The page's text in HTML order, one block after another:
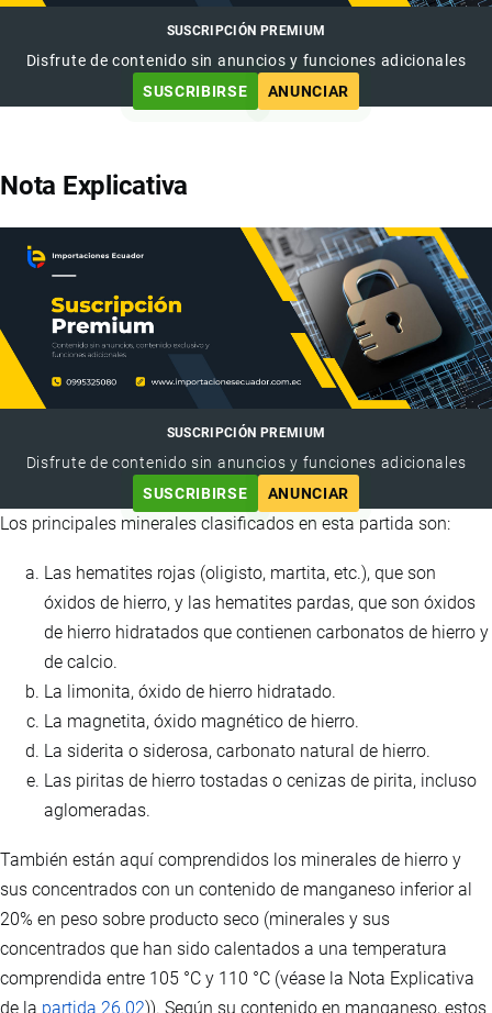
SUSCRIPCIÓN PREMIUM
Disfrute de contenido sin anuncios y funciones adicionales
SUSCRIBIRSE
ANUNCIAR
Nota Explicativa
SUSCRIPCIÓN PREMIUM
Disfrute de contenido sin anuncios y funciones adicionales
SUSCRIBIRSE
ANUNCIAR
Los principales minerales clasificados en esta partida son:
Las hematites rojas (oligisto, martita, etc.), que son
óxidos de hierro, y las hematites pardas, que son óxidos
de hierro hidratados que contienen carbonatos de hierro y
de calcio.
La limonita, óxido de hierro hidratado.
La magnetita, óxido magnético de hierro.
La siderita o siderosa, carbonato natural de hierro.
Las piritas de hierro tostadas o cenizas de pirita, incluso
aglomeradas.
También están aquí comprendidos los minerales de hierro y
sus concentrados con un contenido de manganeso inferior al
20% en peso sobre producto seco (minerales y sus
concentrados que han sido calentados a una temperatura
comprendida entre 105 °C y 110 °C (véase la Nota Explicativa
de la partida 26.02)). Según su contenido en manganeso, estos